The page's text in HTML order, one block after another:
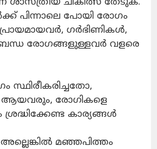
പിന്നാലെ പോയി രോഗം
ഗര്‍ഭിണികള്‍,
രോഗങ്ങളുള്ളവര്‍ വളരെ
സ്ഥിരീകരിച്ചതോ,
രോഗികളെ
കാര്യങ്ങള്‍
മഞ്ഞപിത്തം